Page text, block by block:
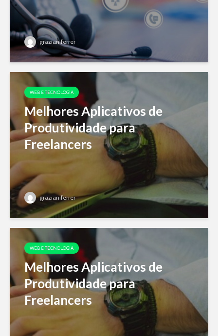
grazianiferrer
WEB E TECNOLOGIA
Melhores Aplicativos de
Produtividade para
Freelancers
grazianiferrer
WEB E TECNOLOGIA
Melhores Aplicativos de
Produtividade para
Freelancers